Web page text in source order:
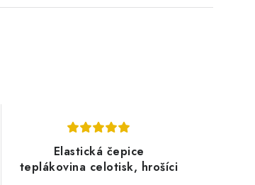
Elastická čepice
teplákovina celotisk, hrošíci